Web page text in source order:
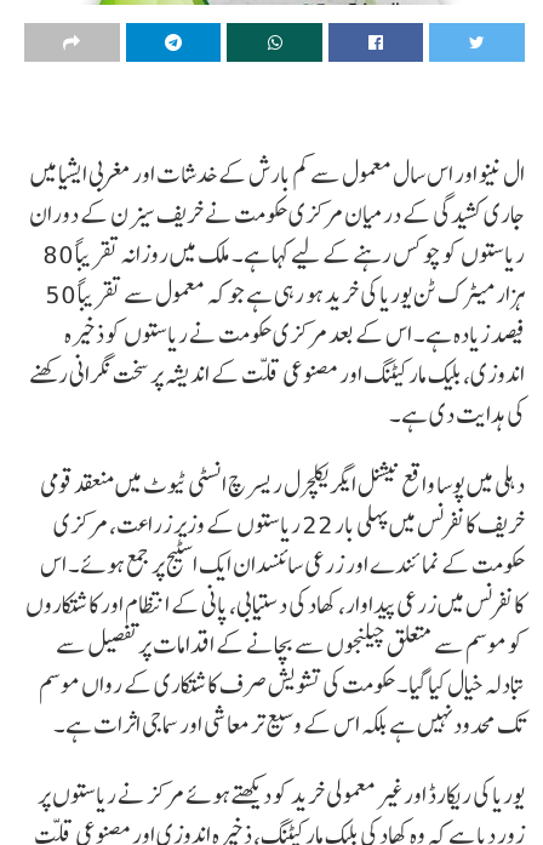
ال نینو اور اس سال معمول سے کم بارش کے خدشات اور مغربی ایشیا میں
جاری کشیدگی کے درمیان مرکزی حکومت نے خریف سیزن کے دوران
ریاستوں کو چوکس رہنے کے لیے کہا ہے۔ ملک میں روزانہ تقریباً 80
ہزار میٹرک ٹن یوریا کی خرید ہو رہی ہے جو کہ معمول سے تقریباً 50
فیصد زیادہ ہے۔ اس کے بعد مرکزی حکومت نے ریاستوں کو ذخیرہ
اندوزی، بلیک مارکیٹنگ اور مصنوعی قلت کے اندیشہ پر سخت نگرانی رکھنے
کی ہدایت دی ہے۔
دہلی میں پوسا واقع نیشنل ایگریکلچرل ریسرچ انسٹی ٹیوٹ میں منعقد قومی
خریف کانفرنس میں پہلی بار 22 ریاستوں کے وزیر زراعت، مرکزی
حکومت کے نمائندے اور زرعی سائنسدان ایک اسٹیج پر جمع ہوئے۔ اس
کانفرنس میں زرعی پیداوار، کھاد کی دستیابی، پانی کے انتظام اور کاشتکاروں
کو موسم سے متعلق چیلنجوں سے بچانے کے اقدامات پر تفصیل سے
تبادلہ خیال کیا گیا۔ حکومت کی تشویش صرف کاشتکاری کے رواں موسم
تک محدود نہیں ہے بلکہ اس کے وسیع تر معاشی اور سماجی اثرات ہے۔
یوریا کی ریکارڈ اورغیر معمولی خرید کو دیکھتے ہوئے مرکز نے ریاستوں پر
زور دیا ہے کہ وہ کھاد کی بلیک مارکیٹنگ، ذخیرہ اندوزی اور مصنوعی قلت